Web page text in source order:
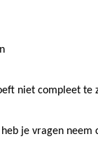
niet compleet te
je vragen neem